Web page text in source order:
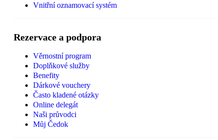
Vnitřní oznamovací systém
Rezervace a podpora
Věrnostní program
Doplňkové služby
Benefity
Dárkové vouchery
Často kladené otázky
Online delegát
Naši průvodci
Můj Čedok